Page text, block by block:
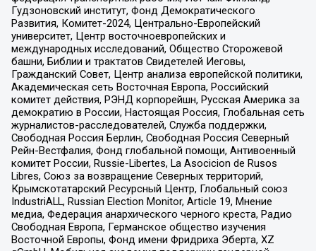
Гудзоновский институт, Фонд Демократического
Развития, Комитет-2024, Центрально-Европейский
университет, Центр восточноевропейских и
международных исследований, Общество Сторожевой
башни, Библии и трактатов Свидетелей Иеговы,
Гражданский Совет, Центр анализа европейской политики,
Академическая сеть Восточная Европа, Российский
комитет действия, РЭНД корпорейшн, Русская Америка за
демократию в России, Настоящая Россия, Глобальная сеть
журналистов-расследователей, Служба поддержки,
Свободная Россия Берлин, Свободная Россия Северный
Рейн-Вестфалия, Фонд глобальной помощи, Антивоенный
комитет России, Russie-Libertes, La Asocicion de Rusos
Libres, Союз за возвращение Северных территорий,
Крымскотатарский Ресурсный Центр, Глобальный союз
IndustriALL, Russian Election Monitor, Article 19, Мнение
медиа, Федерация анархического черного креста, Радио
Свободная Европа, Германское общество изучения
Восточной Европы, Фонд имени Фридриха Эберта, XZ